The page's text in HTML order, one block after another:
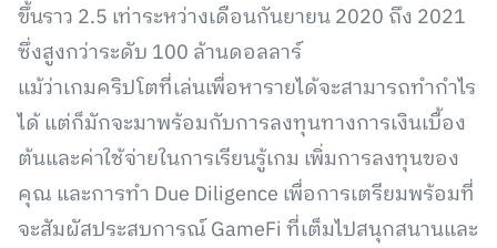
ขึ้นราว 2.5 เท่าระหว่างเดือนกันยายน 2020 ถึง 2021
ซึ่งสูงกว่าระดับ 100 ล้านดอลลาร์
แม้ว่าเกมคริปโตที่เล่นเพื่อหารายได้จะสามารถทำกำไร
ได้ แต่ก็มักจะมาพร้อมกับการลงทุนทางการเงินเบื้อง
ต้นและค่าใช้จ่ายในการเรียนรู้เกม เพิ่มการลงทุนของ
คุณ และการทำ Due Diligence เพื่อการเตรียมพร้อมที่
จะสัมผัสประสบการณ์ GameFi ที่เต็มไปสนุกสนานและ